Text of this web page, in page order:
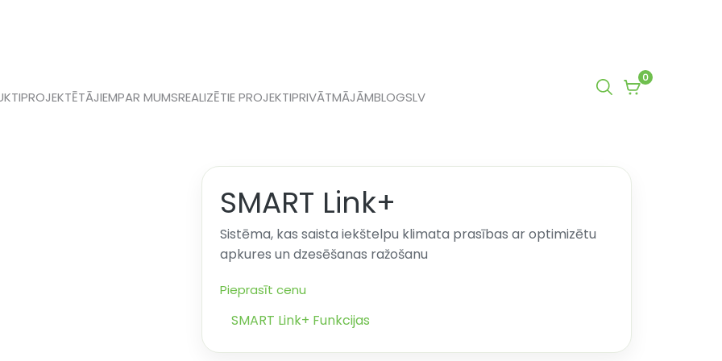
PROJEKTĒTĀJIEMPAR MUMSREALIZĒTIE PROJEKTIPRIVĀTMĀJĀMBLOGSLV
0
0
SMART Link+
Sistēma, kas saista iekštelpu klimata prasības ar optimizētu
apkures un dzesēšanas ražošanu
Pieprasīt cenu
SMART Link+ Funkcijas